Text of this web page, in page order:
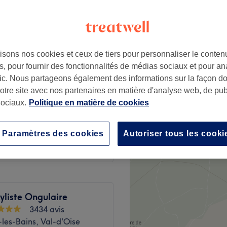
60 €
à partir de 33 €
et SIF
35 €
Ongulaire
3434 avis
les-Bains, Val-d'Oise
nos cookies et ceux de tiers pour personnaliser le
pour fournir des fonctionnalités de médias sociaux et pour
Nous partageons également des informations sur la façon
site avec nos partenaires en matière d'analyse web, de
Politique en matière de cookies
Autoriser tous les
Paramètres des cookies